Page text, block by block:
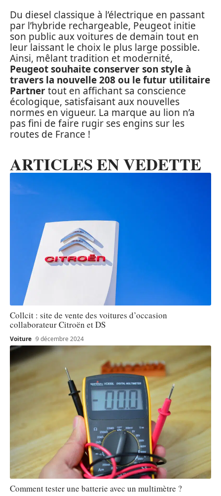
Du diesel classique à l’électrique en passant
par l’hybride rechargeable, Peugeot initie
son public aux voitures de demain tout en
leur laissant le choix le plus large possible.
Ainsi, mêlant tradition et modernité,
Peugeot souhaite conserver son style à
travers la nouvelle 208 ou le futur utilitaire
Partnertout en affichant sa conscience
écologique, satisfaisant aux nouvelles
normes en vigueur. La marque au lion n’a
pas fini de faire rugir ses engins sur les
routes de France !
ARTICLES EN VEDETTE
Collcit : site de vente des voitures d’occasion
collaborateur Citroën et DS
Voiture 9 décembre 2024
Comment tester une batterie avec un multimètre ?